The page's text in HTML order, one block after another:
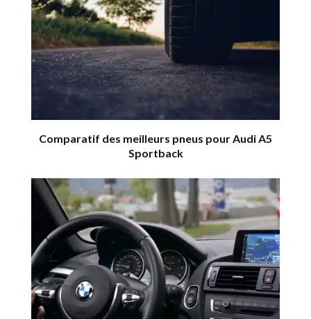
Comparatif des meilleurs pneus pour Audi A5
Sportback